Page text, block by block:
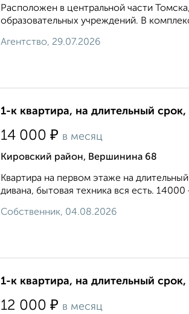
Расположен в центральной части
образовательных учреждений. В
Агентство, 29.07.2026
1-к квартира, на длительный
14 000 ₽ в месяц
Кировский район, Вершинина 68
Квартира на первом этаже на
дивана, бытовая техника вся есть.
Собственник, 04.08.2026
1-к квартира, на длительный
12 000 ₽ в месяц